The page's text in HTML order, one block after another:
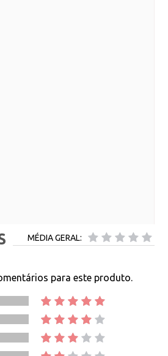
MÉDIA GERAL:
para este produto.